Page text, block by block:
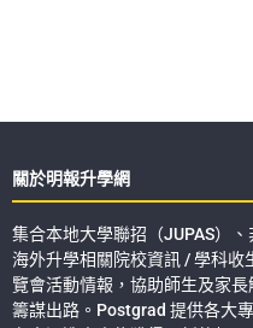
關於明報升學網
集合本地大學聯招（JUPAS）、
海外升學相關院校資訊 / 學科收
覽會活動情報，協助師生及家長
籌謀出路。Postgrad 提供各大